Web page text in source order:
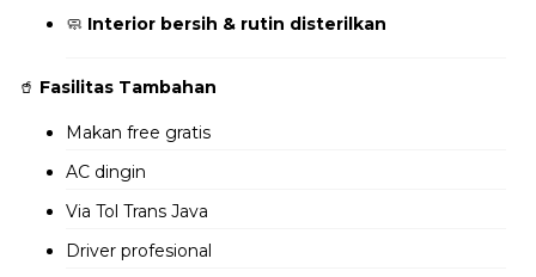
🧼 Interior bersih & rutin disterilkan
🥤 Fasilitas Tambahan
Makan free gratis
AC dingin
Via Tol Trans Java
Driver profesional